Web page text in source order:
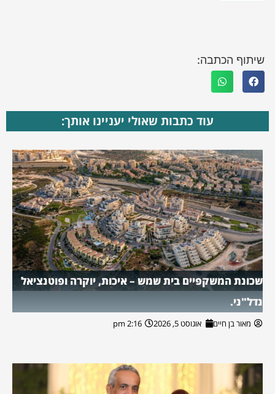
שיתוף הכתבה:
עוד כתבות שאולי יעניינו אותך:
שכונת המשקפיים בית שמש – איכות, יוקרה ופוטנציאל
נדל"ני.
מאור בן חיים אוגוסט 5, 2026 2:16 pm